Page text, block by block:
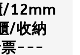
/12mm
/收納
票---